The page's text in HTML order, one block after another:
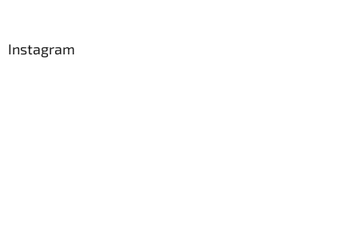
Instagram